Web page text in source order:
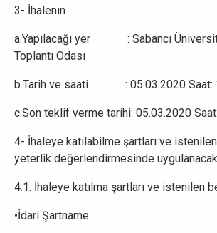
3- İhalenin
a.Yapılacağı yer : Sabancı
Toplantı Odası
b.Tarih ve saati : 05.03.2020 Saat:
c.Son teklif verme tarihi: 05.03.2020
4- İhaleye katılabilme şartları ve
yeterlik değerlendirmesinde
4.1. İhaleye katılma şartları ve istenilen
•İdari Şartname